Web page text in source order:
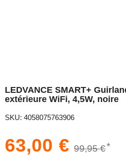
LEDVANCE SMART+
extérieure WiFi, 4,5W, noire
SKU: 4058075763906
63,00 € 99,95 €*